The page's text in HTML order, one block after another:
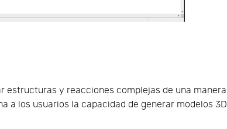
estructuras y reacciones complejas de una manera
a los usuarios la capacidad de generar modelos 3D